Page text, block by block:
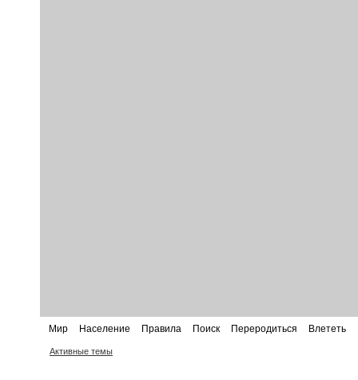
Мир Население Правила Поиск Переродиться Влететь
Активные темы